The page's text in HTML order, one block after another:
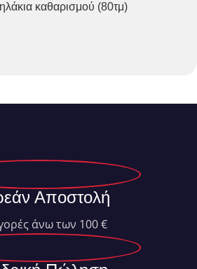
καθαρισμού (80τμ)
Αποστολή
άνω των 100 €